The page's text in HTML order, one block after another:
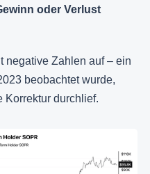
oder Verlust
negative Zahlen auf – ein
beobachtet wurde,
Korrektur durchlief.